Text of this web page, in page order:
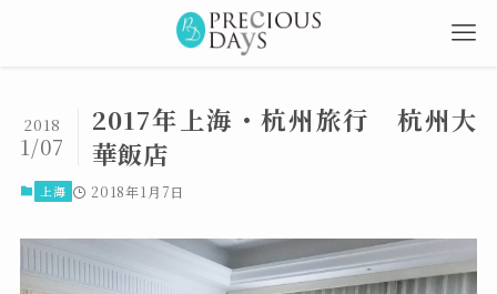
2017年上海・杭州旅行 杭州大
華飯店
2018
1/07
上海 2018年1月7日